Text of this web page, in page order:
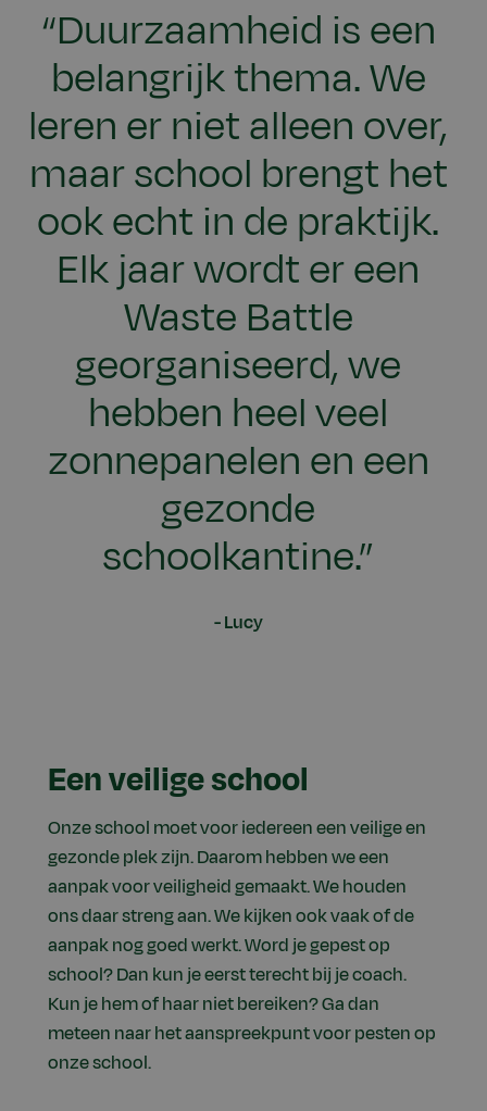
“Duurzaamheid is een
belangrijk thema. We
leren er niet alleen over,
maar school brengt het
ook echt in de praktijk.
Elk jaar wordt er een
Waste Battle
georganiseerd, we
hebben heel veel
zonnepanelen en een
gezonde
schoolkantine.”
Lucy
Een veilige school
Onze school moet voor iedereen een veilige en
gezonde plek zijn. Daarom hebben we een
aanpak voor veiligheid gemaakt. We houden
ons daar streng aan. We kijken ook vaak of de
aanpak nog goed werkt. Word je gepest op
school? Dan kun je eerst terecht bij je coach.
Kun je hem of haar niet bereiken? Ga dan
meteen naar het aanspreekpunt voor pesten op
onze school.